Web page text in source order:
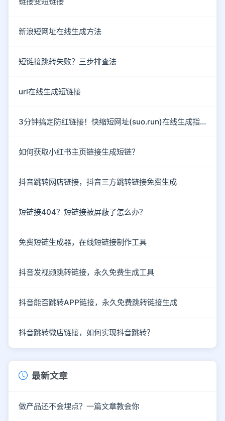
新浪短网址在线生成方法
短链接跳转失败？三步排查法
url在线生成短链接
3分钟搞定防红链接！快缩短网址(suo.run)在线生成指南
如何获取小红书主页链接生成短链？
抖音跳转网店链接，抖音三方跳转链接免费生成
短链接404？短链接被屏蔽了怎么办？
免费短链生成器，在线短链接制作工具
抖音发视频跳转链接，永久免费生成工具
抖音能否跳转APP链接，永久免费跳转链接生成
抖音跳转微店链接，如何实现抖音跳转？
最新文章
做产品还不会埋点？一篇文章教会你